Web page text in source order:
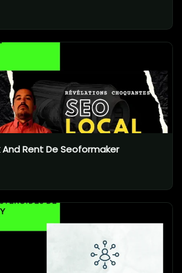
Rent De Seoformaker